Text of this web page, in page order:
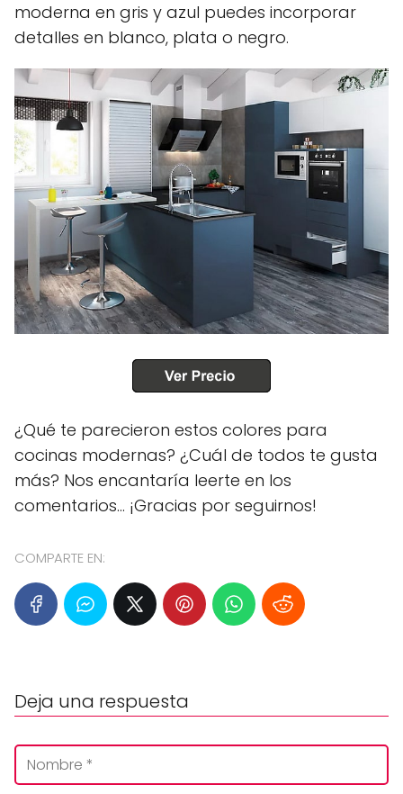
moderna en gris y azul puedes incorporar
detalles en blanco, plata o negro.
¿Qué te parecieron estos colores para
cocinas modernas? ¿Cuál de todos te gusta
más? Nos encantaría leerte en los
comentarios... ¡Gracias por seguirnos!
COMPARTE EN:
Deja una respuesta